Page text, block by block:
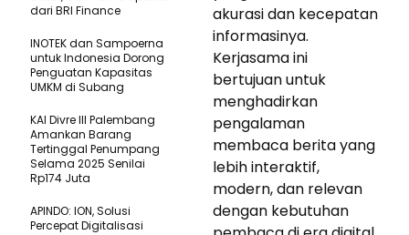
akurasi dan kecepatan
informasinya.
Kerjasama ini
bertujuan untuk
menghadirkan
pengalaman
membaca berita yang
lebih interaktif,
modern, dan relevan
dengan kebutuhan
dari BRI Finance
INOTEK dan Sampoerna
untuk Indonesia Dorong
Penguatan Kapasitas
UMKM di Subang
KAI Divre III Palembang
Amankan Barang
Tertinggal Penumpang
Selama 2025 Senilai
Rp174 Juta
APINDO: ION, Solusi
Percepat Digitalisasi